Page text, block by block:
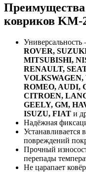
ковриков KM-
ROVER,
MITSUBISHI,
RENAULT,
ROMEO, AUDI,
CITROEN,
GEELY, GM,
ISUZU, FIAT и
Надёжная
повреждений
Прочный
перепады
Не царапает